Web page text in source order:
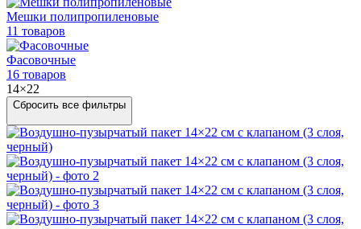
Мешки полипропиленовые
11 товаров
Фасовочные
16 товаров
14×22
Сбросить все фильтры